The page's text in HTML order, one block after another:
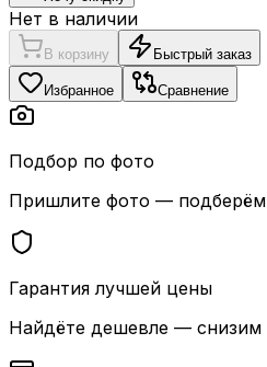
Нет в наличии
В корзину Быстрый заказ
Избранное Сравнение
Подбор по фото
Пришлите фото — подберём
Гарантия лучшей цены
Найдёте дешевле — снизим